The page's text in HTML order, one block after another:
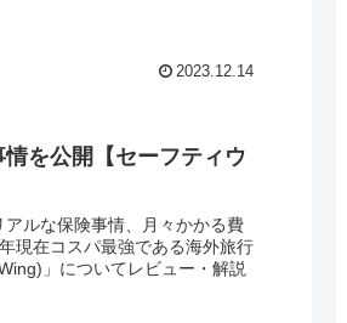
2023.12.14
を公開【セーフティウ
ルな保険事情、月々かかる費
現在コスパ最強である海外旅行
」についてレビュー・解説